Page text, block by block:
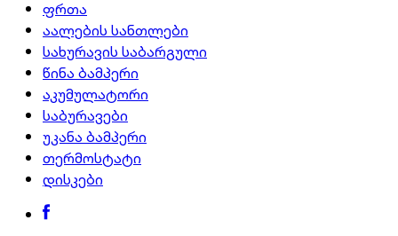
ფრთა
აალების სანთლები
სახურავის საბარგული
წინა ბამპერი
აკუმულატორი
საბურავები
უკანა ბამპერი
თერმოსტატი
დისკები